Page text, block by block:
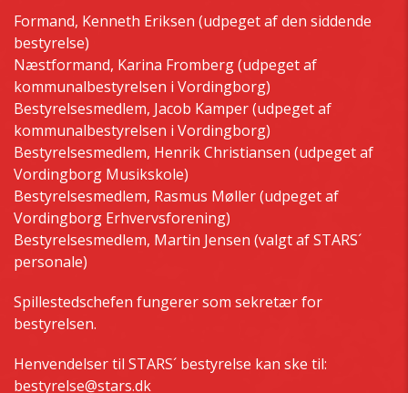
Formand, Kenneth Eriksen (udpeget af den siddende
bestyrelse)
Næstformand, Karina Fromberg (udpeget af
kommunalbestyrelsen i Vordingborg)
Bestyrelsesmedlem, Jacob Kamper (udpeget af
kommunalbestyrelsen i Vordingborg)
Bestyrelsesmedlem, Henrik Christiansen (udpeget af
Vordingborg Musikskole)
Bestyrelsesmedlem, Rasmus Møller (udpeget af
Vordingborg Erhvervsforening)
Bestyrelsesmedlem, Martin Jensen (valgt af STARS´
personale)
Spillestedschefen fungerer som sekretær for
bestyrelsen.
Henvendelser til STARS´ bestyrelse kan ske til:
bestyrelse@stars.dk